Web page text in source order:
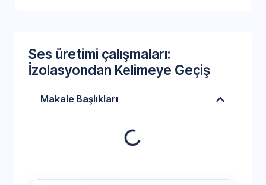
Ses üretimi çalışmaları:
İzolasyondan Kelimeye Geçiş
Makale Başlıkları